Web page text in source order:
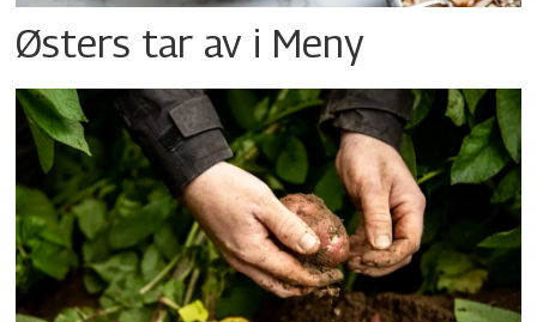
Østers tar av i Meny